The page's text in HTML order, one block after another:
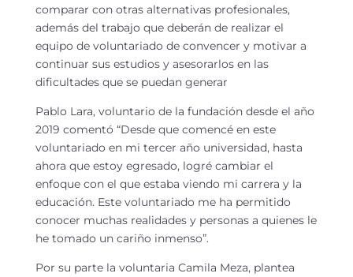
comparar con otras alternativas profesionales,
además del trabajo que deberán de realizar el
equipo de voluntariado de convencer y motivar a
continuar sus estudios y asesorarlos en las
dificultades que se puedan generar
Pablo Lara, voluntario de la fundación desde el año
2019 comentó “Desde que comencé en este
voluntariado en mi tercer año universidad, hasta
ahora que estoy egresado, logré cambiar el
enfoque con el que estaba viendo mi carrera y la
educación. Este voluntariado me ha permitido
conocer muchas realidades y personas a quienes le
he tomado un cariño inmenso”.
Por su parte la voluntaria Camila Meza, plantea